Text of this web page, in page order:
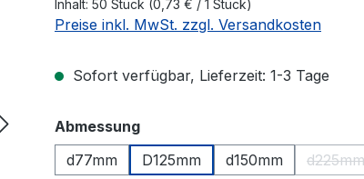
Inhalt: 50 Stück (0,73 € / 1 Stück)
Preise inkl. MwSt. zzgl. Versandkosten
Sofort verfügbar, Lieferzeit: 1-3 Tage
Abmessungauswählen
d77mm
D125mm d150mm d225mm